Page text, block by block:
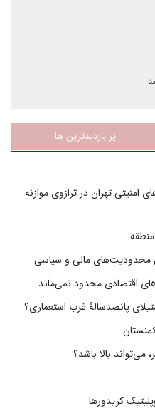
پر بازدیدترین ها
امنیتی تهران در ترازوی موازنه
محدودیت‌های مالی و سیاسی
اقتصادی محدود نمی‌ماند
پانصدسالۀ غرب استعماری؟
بالا باشد؟
کریدورها